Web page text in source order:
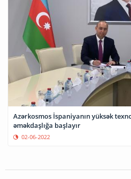
Azərkosmos İspaniyanın yüksək
əməkdaşlığa başlayır
02-06-2022